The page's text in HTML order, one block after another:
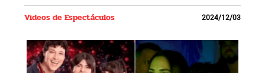
Videos de Espectáculos 2024/12/03